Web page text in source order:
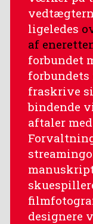
ligeledes
af
forbundet
fraskrive
bindende
aftaler
designere